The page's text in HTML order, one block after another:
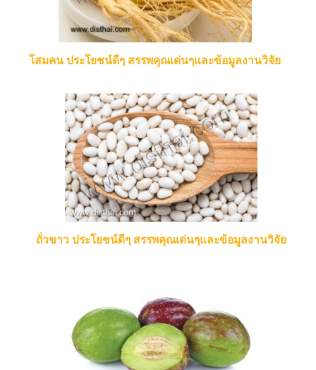
โสมคน ประโยชน์ดีๆ สรรพคุณเด่นๆและข้อมูลงานวิจัย
ถั่วขาว ประโยชน์ดีๆ สรรพคุณเด่นๆและข้อมูลงานวิจัย